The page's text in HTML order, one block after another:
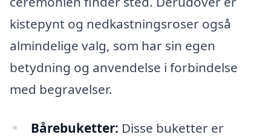
kistepynt og nedkastningsroser også
almindelige valg, som har sin egen
betydning og anvendelse i forbindelse
med begravelser.
Bårebuketter: Disse buketter er